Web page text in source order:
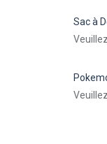
Sac à